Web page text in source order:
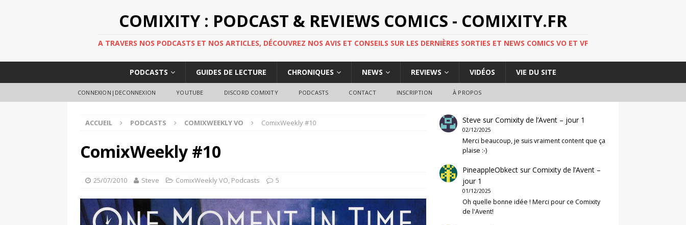
COMIXITY : PODCAST & REVIEWS COMICS - COMIXITY.FR
A TRAVERS NOS PODCASTS ET NOS ARTICLES, DÉCOUVREZ NOS AVIS ET CONSEILS SUR LES DERNIÈRES SORTIES ET NEWS COMICS VO ET VF
PODCASTS GUIDES DE LECTURE CHRONIQUES NEWS REVIEWS VIDÉOS VIE DU SITE
CONNEXION|DECONNEXION YOUTUBE DISCORD COMIXITY PODCASTS CONTACT INSCRIPTION À PROPOS
ACCUEIL PODCASTS COMIXWEEKLY VO ComixWeekly #10
ComixWeekly #10
25/07/2010 Steve ComixWeekly VO, Podcasts 5
Steve surComixity de l’Avent – jour 1
02/12/2025
Merci beaucoup, je suis vraiment content que ça
plaise :-)
PineappleObkect surComixity de l’Avent –
jour 1
01/12/2025
Oh quelle bonne idée ! Merci pour ce Comixity
de l'Avent!